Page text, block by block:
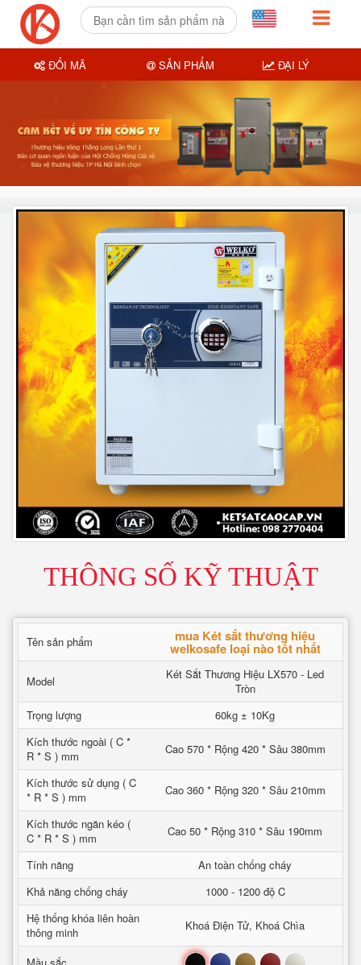
THÔNG SỐ KỸ THUẬT
Tên sản phẩm mua Két sắt thương hiệu
welkosafe loại nào tốt nhất
Model
Két Sắt Thương Hiệu LX570 - Led
Tròn
Trọng lượng
60kg ± 10Kg
Kích thước ngoài ( C *
R * S ) mm
Cao 570 * Rộng 420 * Sâu 380mm
Kích thước sử dụng ( C
* R * S ) mm
Cao 360 * Rộng 320 * Sâu 210mm
Kích thước ngăn kéo (
C * R * S ) mm
Cao 50 * Rộng 310 * Sâu 190mm
Tính năng
An toàn chống cháy
Khả năng chống cháy
1000 - 1200 độ C
Hệ thống khóa liên hoàn
thông minh
Khoá Điện Tử, Khoá Chìa
Đen Xanh Nâu Đỏ Trắng
ĐỔI MÃ SẢN PHẨM ĐẠI LÝ